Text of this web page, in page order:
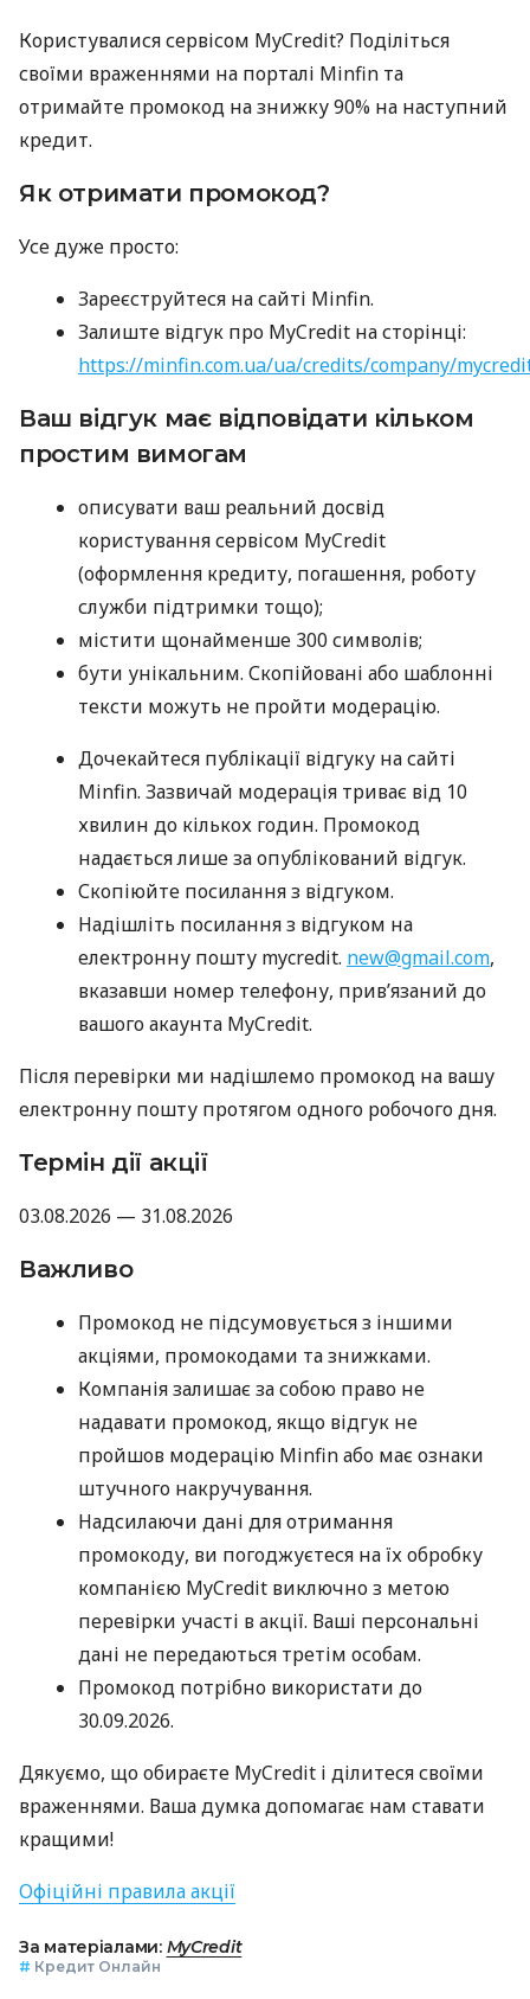
Користувалися сервісом MyCredit? Поділіться
своїми враженнями на порталі Minfin та
отримайте промокод на знижку 90% на наступний
кредит.
Як отримати промокод?
Усе дуже просто:
Зареєструйтеся на сайті Minfin.
Залиште відгук про MyCredit на сторінці:
https://minfin.com.ua/ua/credits/company/
Ваш відгук має відповідати кільком
простим вимогам
описувати ваш реальний досвід
користування сервісом MyCredit
(оформлення кредиту, погашення, роботу
служби підтримки тощо);
містити щонайменше 300 символів;
бути унікальним. Скопійовані або шаблонні
тексти можуть не пройти модерацію.
Дочекайтеся публікації відгуку на сайті
Minfin. Зазвичай модерація триває від 10
хвилин до кількох годин. Промокод
надається лише за опублікований відгук.
Скопіюйте посилання з відгуком.
Надішліть посилання з відгуком на
електронну пошту mycredit. new@gmail.com,
вказавши номер телефону, прив’язаний до
вашого акаунта MyCredit.
Після перевірки ми надішлемо промокод на вашу
електронну пошту протягом одного робочого дня.
Термін дії акції
03.08.2026 — 31.08.2026
Важливо
Промокод не підсумовується з іншими
акціями, промокодами та знижками.
Компанія залишає за собою право не
надавати промокод, якщо відгук не
пройшов модерацію Minfin або має ознаки
штучного накручування.
Надсилаючи дані для отримання
промокоду, ви погоджуєтеся на їх обробку
компанією MyCredit виключно з метою
перевірки участі в акції. Ваші персональні
дані не передаються третім особам.
Промокод потрібно використати до
30.09.2026.
Дякуємо, що обираєте MyCredit і ділитеся своїми
враженнями. Ваша думка допомагає нам ставати
кращими!
Офіційні правила акції
За матеріалами: MyCredit
# Кредит Онлайн